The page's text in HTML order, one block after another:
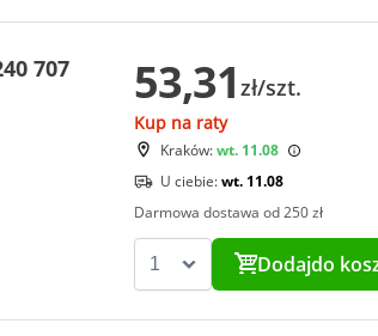
707 53,31 zł/szt.
Kup na raty
Kraków:wt. 11.08
U ciebie:wt. 11.08
Darmowa dostawa od 250 zł
Dodajdo